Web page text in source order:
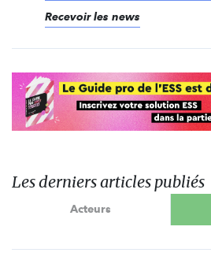
Recevoir les news
Les derniers articles publiés
Acteurs